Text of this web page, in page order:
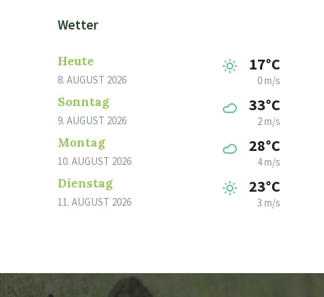
Wetter
Heute
8. AUGUST 2026
17°C
0 m/s
Sonntag
9. AUGUST 2026
33°C
2 m/s
Montag
10. AUGUST 2026
28°C
4 m/s
Dienstag
11. AUGUST 2026
23°C
3 m/s